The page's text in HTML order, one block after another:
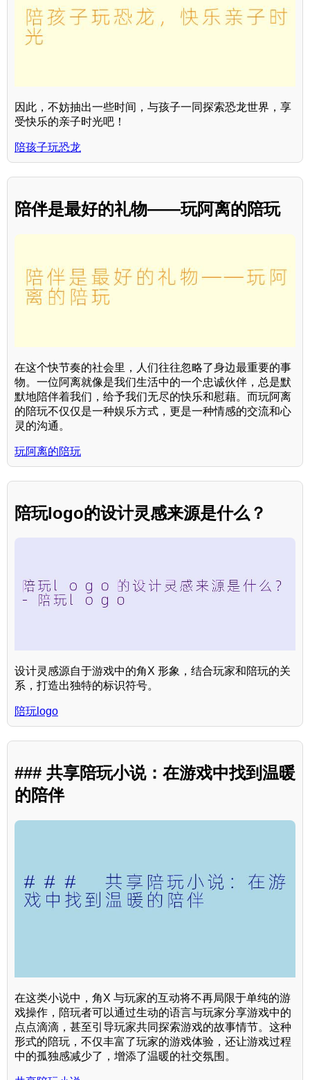
因此，不妨抽出一些时间，与孩子一同探索恐龙世界，享
受快乐的亲子时光吧！
陪孩子玩恐龙
陪伴是最好的礼物——玩阿离的陪玩
在这个快节奏的社会里，人们往往忽略了身边最重要的事
物。一位阿离就像是我们生活中的一个忠诚伙伴，总是默
默地陪伴着我们，给予我们无尽的快乐和慰藉。而玩阿离
的陪玩不仅仅是一种娱乐方式，更是一种情感的交流和心
灵的沟通。
玩阿离的陪玩
陪玩logo的设计灵感来源是什么？
设计灵感源自于游戏中的角X 形象，结合玩家和陪玩的关
系，打造出独特的标识符号。
陪玩logo
### 共享陪玩小说：在游戏中找到温暖
的陪伴
在这类小说中，角X 与玩家的互动将不再局限于单纯的游
戏操作，陪玩者可以通过生动的语言与玩家分享游戏中的
点点滴滴，甚至引导玩家共同探索游戏的故事情节。这种
形式的陪玩，不仅丰富了玩家的游戏体验，还让游戏过程
中的孤独感减少了，增添了温暖的社交氛围。